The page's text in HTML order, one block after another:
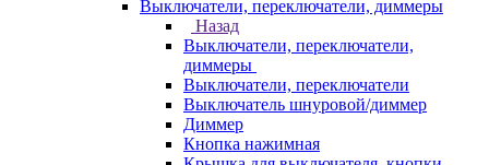
Выключатели, переключатели, диммеры
Назад
Выключатели, переключатели,
диммеры
Выключатели, переключатели
Выключатель шнуровой/диммер
Диммер
Кнопка нажимная